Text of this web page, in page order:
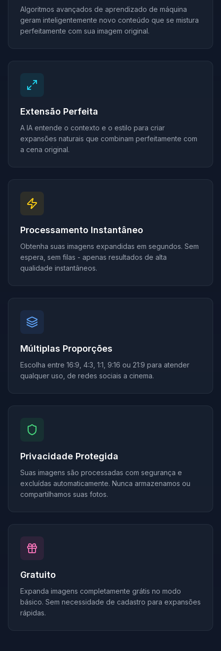
Algoritmos avançados de aprendizado de máquina
geram inteligentemente novo conteúdo que se mistura
perfeitamente com sua imagem original.
Extensão Perfeita
A IA entende o contexto e o estilo para criar
expansões naturais que combinam perfeitamente com
a cena original.
Processamento Instantâneo
Obtenha suas imagens expandidas em segundos. Sem
espera, sem filas - apenas resultados de alta
qualidade instantâneos.
Múltiplas Proporções
Escolha entre 16:9, 4:3, 1:1, 9:16 ou 21:9 para atender
qualquer uso, de redes sociais a cinema.
Privacidade Protegida
Suas imagens são processadas com segurança e
excluídas automaticamente. Nunca armazenamos ou
compartilhamos suas fotos.
Gratuito
Expanda imagens completamente grátis no modo
básico. Sem necessidade de cadastro para expansões
rápidas.